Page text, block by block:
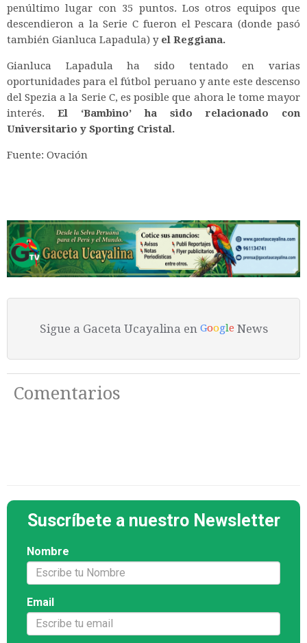
penúltimo lugar con 35 puntos. Los otros equipos que
descendieron a la Serie C fueron el Pescara (donde pasó
también Gianluca Lapadula) y el Reggiana.
Gianluca Lapadula ha sido tentado en varias
oportunidades para el fútbol peruano y ante este descenso
del Spezia a la Serie C, es posible que ahora le tome mayor
interés. El ‘Bambino’ ha sido relacionado con
Universitario y Sporting Cristal.
Fuente: Ovación
Sigue a Gaceta Ucayalina en Google News
Comentarios
Suscríbete a nuestro Newsletter
Nombre
Email